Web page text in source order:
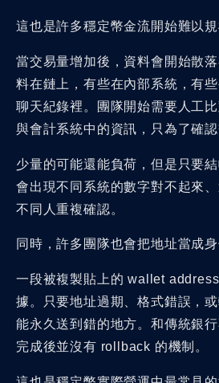
這也是許多穩定幣金流開始難以規
當交易量增加後，資料會開始散
料在鏈上，有些在內部系統，有
聊天紀錄裡。團隊開始需要人工
與會計系統中的資訊，只為了確認
少量的可能還能負荷，但是只要
會出現不同系統的數字對不起來
不同人重複確認。
同時，許多團隊也會把地址當成身
一段被複製貼上的 wallet
據。只要地址過期、格式錯誤，
能永久送到錯的地方。和傳統銀
完成後並沒有 rollback 的機制。